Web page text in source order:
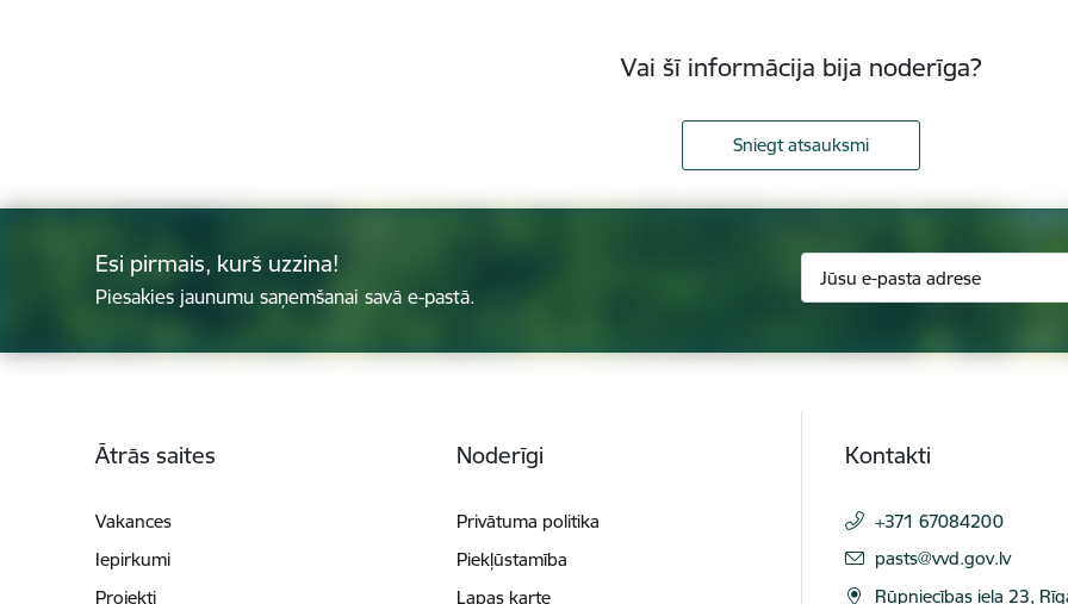
Vai šī informācija bija noderīga?
Sniegt atsauksmi
Esi pirmais, kurš uzzina!
Piesakies jaunumu saņemšanai savā e-pastā.
Ātrās saites
Vakances
Iepirkumi
Projekti
Noderīgi
Privātuma politika
Piekļūstamība
Lapas karte
Kontakti
+371 67084200
E-pasts:
pasts@vvd.gov.lv
Rūpniecības iela 23,